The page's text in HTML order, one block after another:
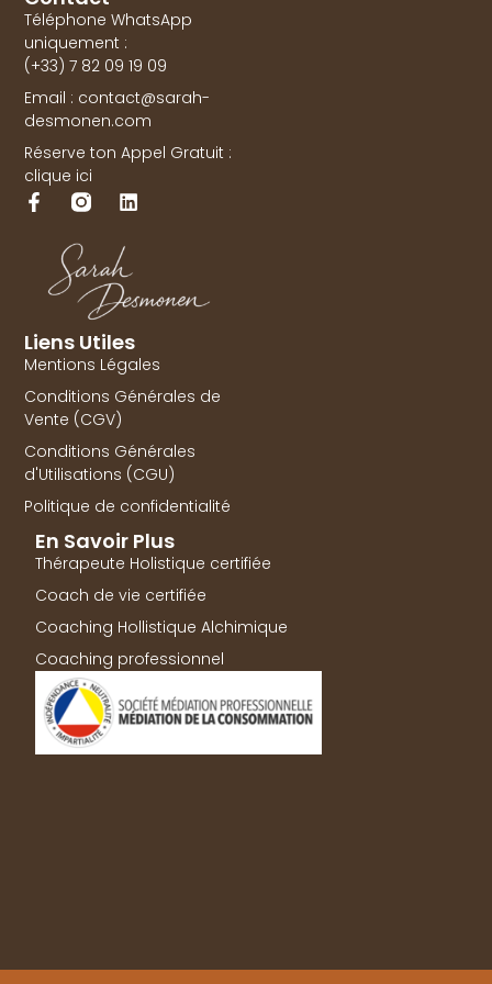
Téléphone WhatsApp
uniquement :
(+33) 7 82 09 19 09
Email : contact@sarah-
desmonen.com
Réserve ton Appel Gratuit :
clique ici
Liens Utiles
Mentions Légales
Conditions Générales de
Vente (CGV)
Conditions Générales
d'Utilisations (CGU)
Politique de confidentialité
En Savoir Plus
Thérapeute Holistique certifiée
Coach de vie certifiée
Coaching Hollistique Alchimique
Coaching professionnel